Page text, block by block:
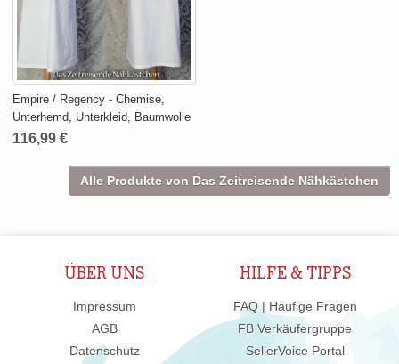
Empire / Regency - Chemise,
Unterhemd, Unterkleid, Baumwolle
116,99 €
Alle Produkte von Das Zeitreisende Nähkästchen
ÜBER UNS
Impressum
AGB
Datenschutz
HILFE & TIPPS
FAQ | Häufige Fragen
FB Verkäufergruppe
SellerVoice Portal